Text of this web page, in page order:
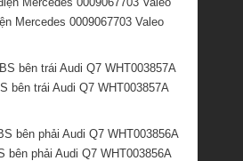
Mercedes 0009067703 Valeo
bên trái Audi Q7 WHT003857A
bên phải Audi Q7 WHT003856A